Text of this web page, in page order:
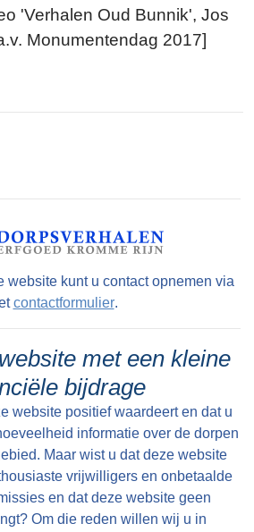
'Verhalen Oud Bunnik', Jos
Monumentendag 2017]
website kunt u contact opnemen via
contactformulier.
met een kleine
bijdrage
website positief waardeert en dat u
informatie over de dorpen
Maar wist u dat deze website
vrijwilligers en onbetaalde
en dat deze website geen
Om die reden willen wij u in